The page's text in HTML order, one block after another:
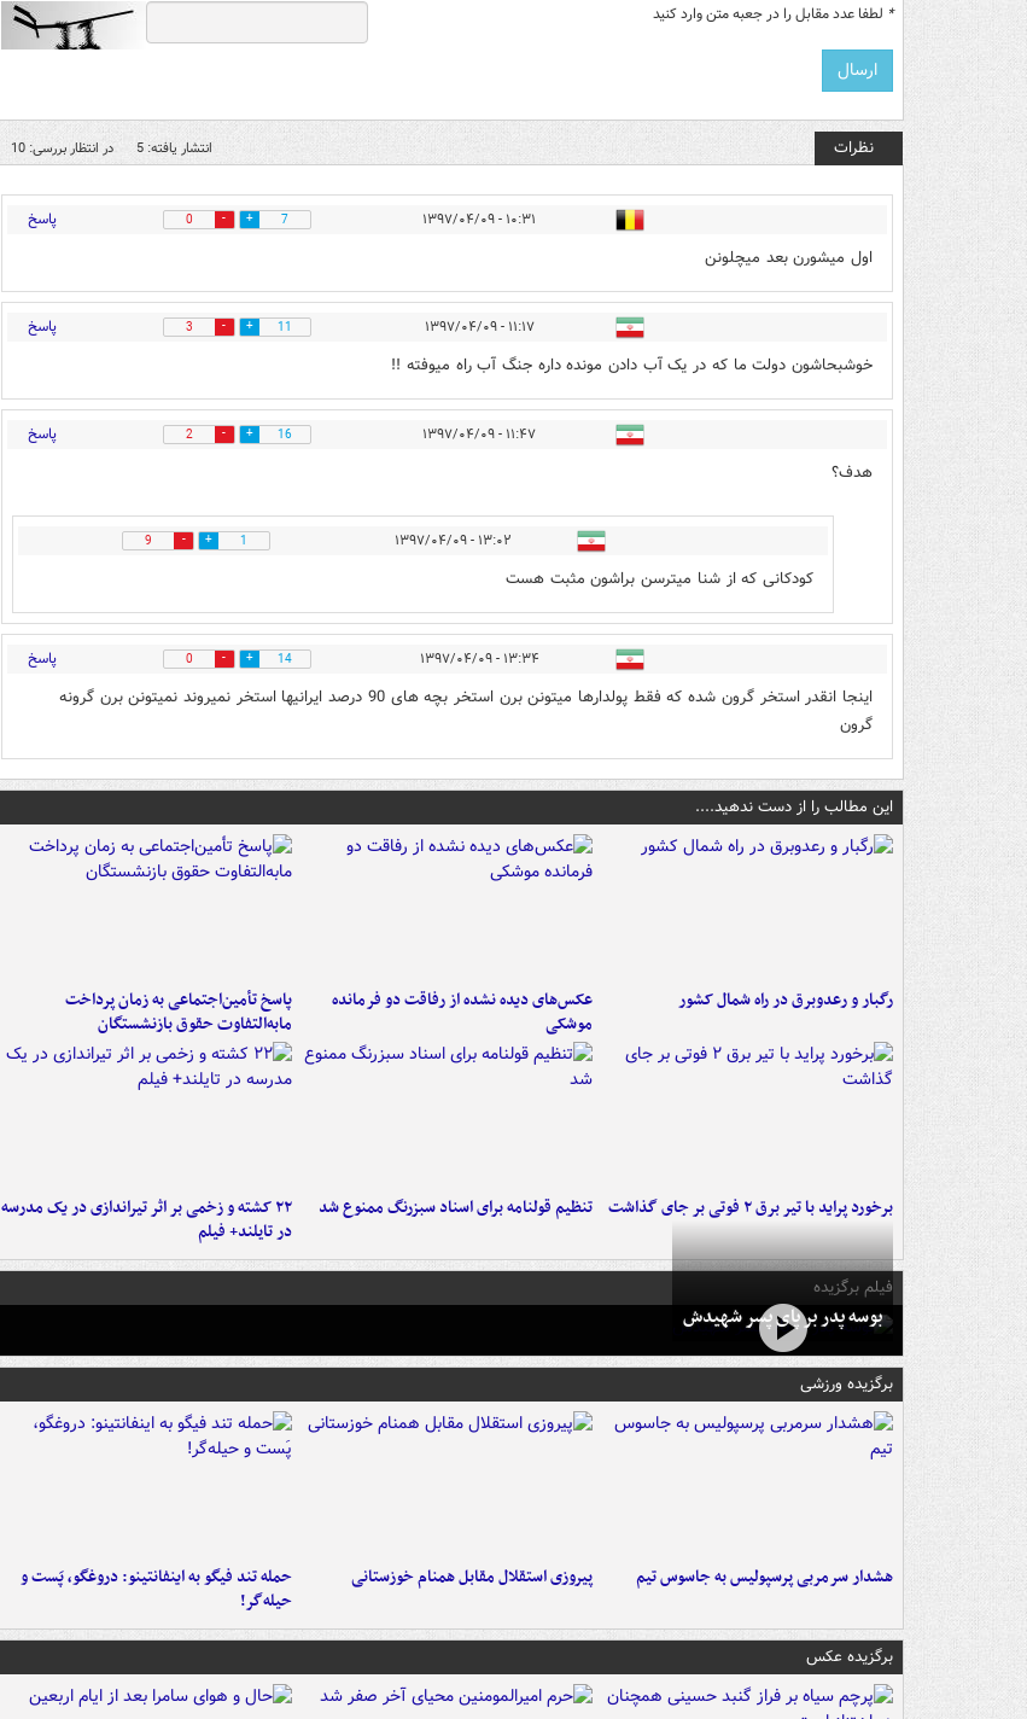
* لطفا عدد مقابل را در جعبه متن وارد کنید
نظرات انتشار یافته: 5 در انتظار بررسی: 10
۱۰:۳۱ - ۱۳۹۷/۰۴/۰۹ 7
0 پاسخ
اول میشورن بعد میچلونن
۱۱:۱۷ - ۱۳۹۷/۰۴/۰۹ 11
3 پاسخ
خوشبحاشون دولت ما که در یک آب دادن مونده داره جنگ آب راه میوفته !!
۱۱:۴۷ - ۱۳۹۷/۰۴/۰۹ 16
2 پاسخ
هدف؟
۱۳:۰۲ - ۱۳۹۷/۰۴/۰۹ 1
9
کودکانی که از شنا میترسن براشون مثبت هست
۱۳:۳۴ - ۱۳۹۷/۰۴/۰۹ 14
0 پاسخ
اینجا انقدر استخر گرون شده که فقط پولدارها میتونن برن استخر بچه های 90 درصد ایرانیها استخر نمیروند نمیتونن برن گرونه
گرون
این مطالب را از دست ندهید....
رگبار و رعدوبرق در راه شمال کشور
عکس‌های دیده نشده از رفاقت دو فرمانده‌
موشکی
پاسخ تأمین‌اجتماعی به زمان پرداخت
مابه‌التفاوت حقوق بازنشستگان
برخورد پراید با تیر برق ۲ فوتی بر جای گذاشت تنظیم قولنامه برای اسناد سبزرنگ ممنوع شد
۲۲ کشته و زخمی بر اثر تیراندازی در یک مدرسه
در تایلند+ فیلم
فیلم برگزیده
بوسه‌ پدر بر پای پسر شهیدش
برگزیده ورزشی
هشدار سرمربی پرسپولیس به جاسوس تیم پیروزی استقلال مقابل همنام خوزستانی
حمله تند فیگو به اینفانتینو: دروغگو، پَست‌ و
حیله‌گر!
برگزیده عکس